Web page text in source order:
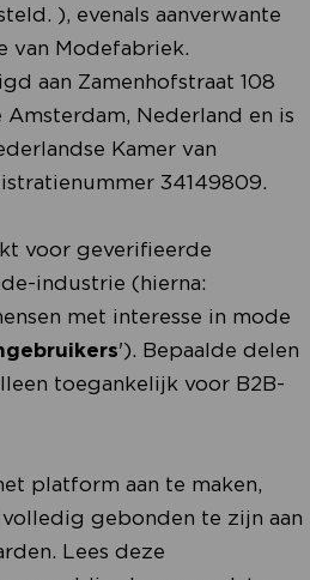
), evenals aanverwante
van Modefabriek.
aan Zamenhofstraat 108
Amsterdam, Nederland en is
Kamer van
34149809.
voor geverifieerde
industrie (hierna:
met interesse in mode
'). Bepaalde delen
toegankelijk voor B2B-
platform aan te maken,
gebonden te zijn aan
Lees deze